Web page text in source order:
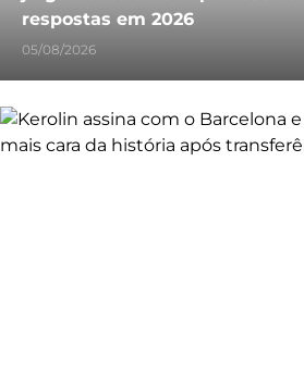
respostas em 2026
05/08/2026